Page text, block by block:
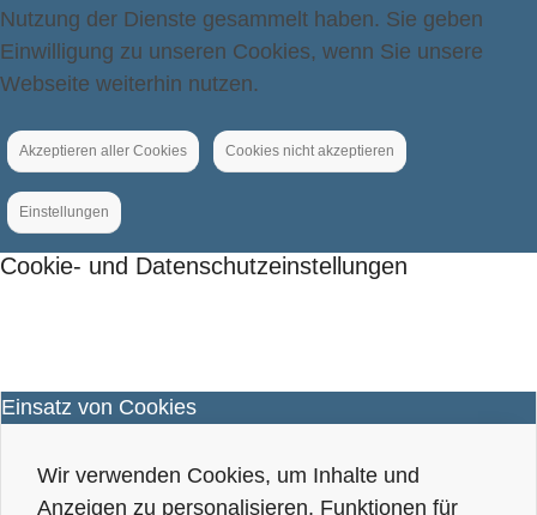
Nutzung der Dienste gesammelt haben. Sie geben
Einwilligung zu unseren Cookies, wenn Sie unsere
Webseite weiterhin nutzen.
Akzeptieren aller Cookies Cookies nicht akzeptieren
Einstellungen
Cookie- und Datenschutzeinstellungen
Einsatz von Cookies
Wir verwenden Cookies, um Inhalte und
Anzeigen zu personalisieren, Funktionen für